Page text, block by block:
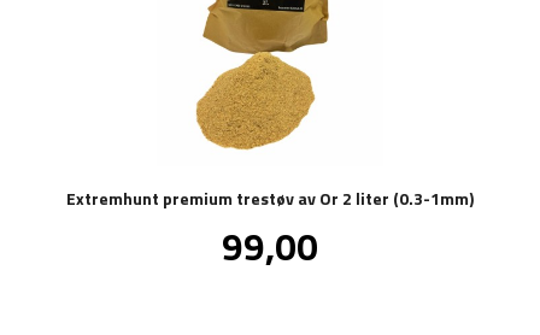
Extremhunt premium trestøv av Or 2 liter (0.3-1mm)
Pris
99,00